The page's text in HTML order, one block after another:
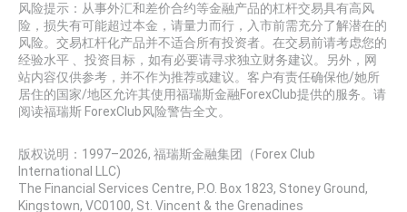
风险提示：从事外汇和差价合约等金融产品的杠杆交易具有高风
险，损失有可能超过本金，请量力而行，入市前需充分了解潜在的
风险。交易杠杆化产品并不适合所有投资者。在交易前请考虑您的
经验水平 、投资目标，如有必要请寻求独立财务建议。另外，网
站内容仅供参考，并不作为推荐或建议。客户有责任确保他/她所
居住的国家/地区允许其使用福瑞斯金融ForexClub提供的服务。请
阅读福瑞斯 ForexClub风险警告全文。
版权说明：1997–2026, 福瑞斯金融集团（Forex Club
International LLC)
The Financial Services Centre, P.O. Box 1823, Stoney Ground,
Kingstown, VC0100, St. Vincent & the Grenadines